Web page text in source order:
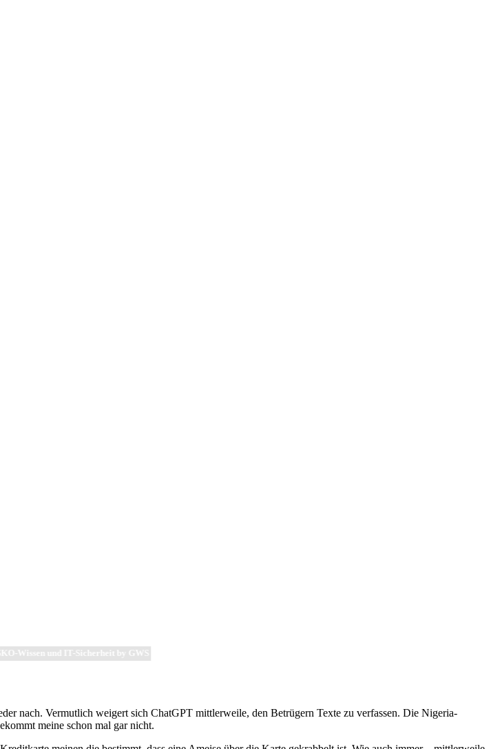
Wissen und IT-Sicherheit by GWS
nach. Vermutlich weigert sich ChatGPT mittlerweile, den Betrügern Texte zu verfassen. Die Nigeria-
meine schon mal gar nicht.